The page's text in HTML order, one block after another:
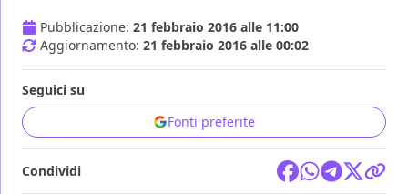
Pubblicazione: 21 febbraio 2016 alle 11:00
Aggiornamento: 21 febbraio 2016 alle 00:02
Seguici su
Fonti preferite
Condividi